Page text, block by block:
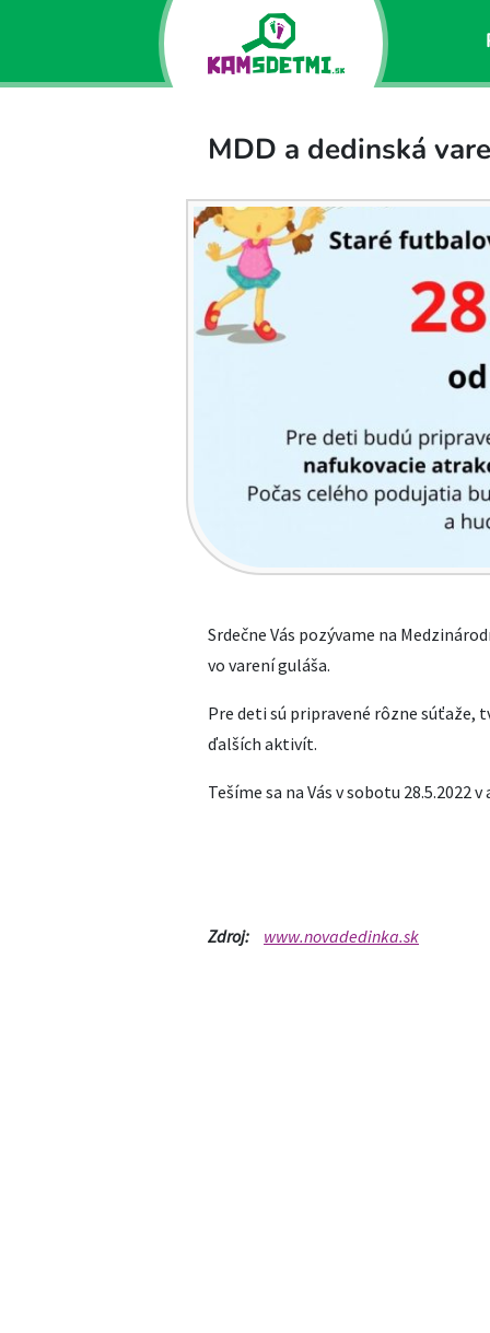
MDD a dedinská
Srdečne Vás pozývame na
vo varení guláša.
Pre deti sú pripravené rôzne súťaže,
ďalších aktivít.
Tešíme sa na Vás v sobotu
Zdroj: www.novadedinka.sk